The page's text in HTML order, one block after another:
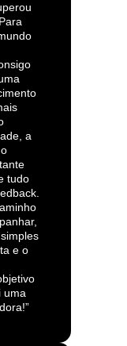
a
tudo
e o
uma